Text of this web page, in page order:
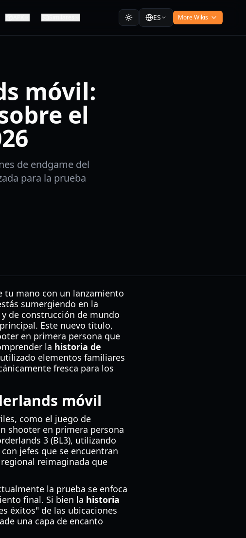
ES More Wikis
móvil:
el
de endgame del
para la prueba
tu mano con un lanzamiento
sumergiendo en la
de construcción de mundo
Este nuevo título,
en primera persona que
la historia de
elementos familiares
fresca para los
móvil
como el juego de
shooter en primera persona
3 (BL3), utilizando
jefes que se encuentran
reimaginada que
la prueba se enfoca
final. Si bien la historia
éxitos" de las ubicaciones
una capa de encanto